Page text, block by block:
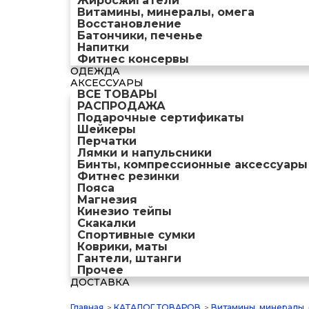
Витамины, минералы, омега
Восстановление
Батончики, печенье
Напитки
Фитнес консервы
ОДЕЖДА
АКСЕССУАРЫ
ВСЕ ТОВАРЫ
РАСПРОДАЖА
Подарочные сертификаты
Шейкеры
Перчатки
Лямки и напульсники
Бинты, компрессионные аксессуары
Фитнес резинки
Пояса
Магнезия
Кинезио тейпы
Скакалки
Спортивные сумки
Коврики, маты
Гантели, штанги
Прочее
ДОСТАВКА